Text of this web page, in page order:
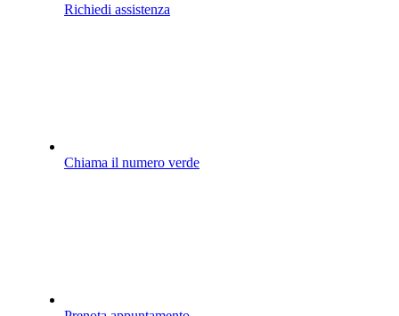
Richiedi assistenza
Chiama il numero verde